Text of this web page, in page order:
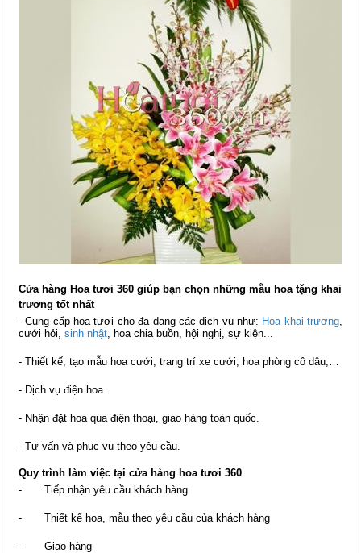
Cửa hàng Hoa tươi 360 giúp bạn chọn những mẫu hoa tặng khai
trương tốt nhất
- Cung cấp hoa tươi cho đa dạng các dịch vụ như: Hoa khai trương,
cưới hỏi, sinh nhật, hoa chia buồn, hội nghị, sự kiện...
- Thiết kế, tạo mẫu hoa cưới, trang trí xe cưới, hoa phòng cô dâu,…
- Dịch vụ điện hoa.
- Nhận đặt hoa qua điện thoại, giao hàng toàn quốc.
- Tư vấn và phục vụ theo yêu cầu.
Quy trình làm việc tại cửa hàng hoa tươi 360
- Tiếp nhận yêu cầu khách hàng
- Thiết kế hoa, mẫu theo yêu cầu của khách hàng
- Giao hàng